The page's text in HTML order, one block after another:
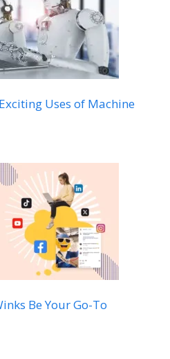
Uses of Machine
Be Your Go-To